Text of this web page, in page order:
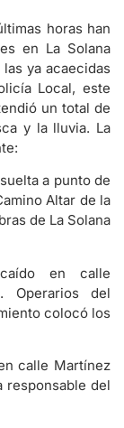
horas han
en La Solana
ya acaecidas
Local, este
un total de
y la lluvia. La
a punto de
Altar de la
de La Solana
en calle
Operarios del
colocó los
calle Martínez
responsable del